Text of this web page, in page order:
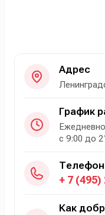
Адрес
График
Ежедневно
с 9:00 до
Телефон
+ 7
Как